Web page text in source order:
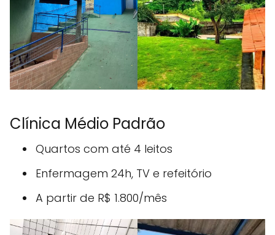
Clínica Médio Padrão
Quartos com até 4 leitos
Enfermagem 24h, TV e refeitório
A partir de R$ 1.800/mês